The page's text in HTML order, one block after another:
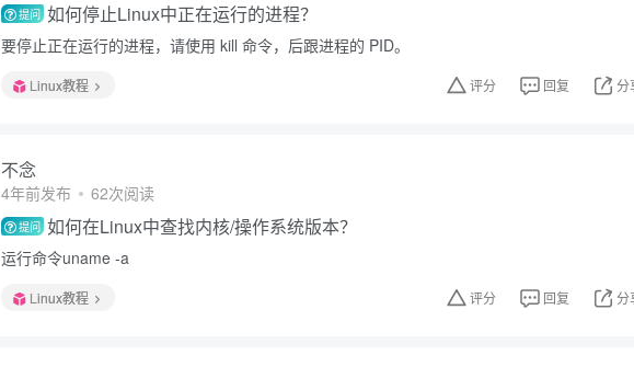
提问 如何停止Linux中正在运行的进程？
要停止正在运行的进程，请使用 kill 命令，后跟进程的 PID。
Linux教程 评分 回复 分
不念
4年前发布 62次阅读
提问 如何在Linux中查找内核/操作系统版本？
运行命令uname -a
Linux教程 评分 回复 分